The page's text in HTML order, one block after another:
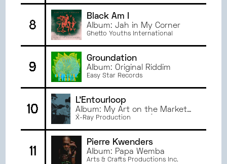
AVRIL2022
MARS2022
8
Black Am I
Album: Jah in My Corner
Ghetto Youths International
9
Groundation
Album: Original Riddim
Easy Star Records
10
L'Entourloop
Album: My Art on the Market
(L'Entourloop Remix)
X-Ray Production
11
Pierre Kwenders
Album: Papa Wemba
Arts & Crafts Productions Inc.